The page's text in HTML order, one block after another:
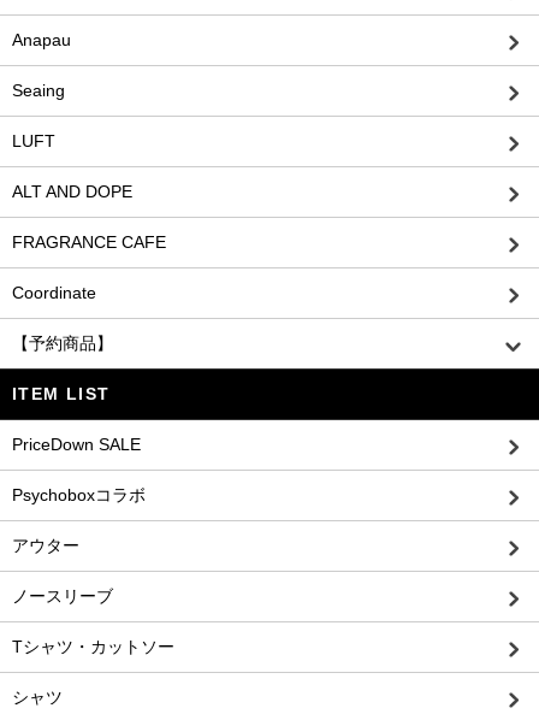
Anapau
Seaing
LUFT
ALT AND DOPE
FRAGRANCE CAFE
Coordinate
【予約商品】
ITEM LIST
PriceDown SALE
Psychoboxコラボ
アウター
ノースリーブ
Tシャツ・カットソー
シャツ